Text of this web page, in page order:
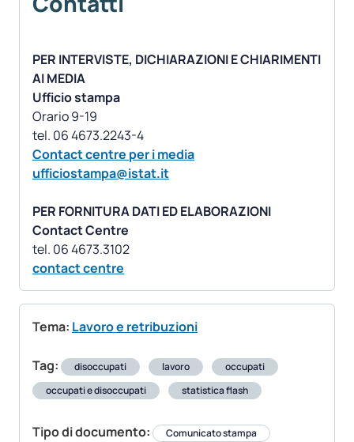
PER INTERVISTE, DICHIARAZIONI E CHIARIMENTI
AI MEDIA
Ufficio stampa
Orario 9-19
Contact centre per i media
ufficiostampa@istat.it
PER FORNITURA DATI ED ELABORAZIONI
Contact Centre
contact centre
Tema: Lavoro e retribuzioni
Tag: disoccupati lavoro
occupati
occupati e disoccupati
statistica flash
Tipo di documento: Comunicato stampa